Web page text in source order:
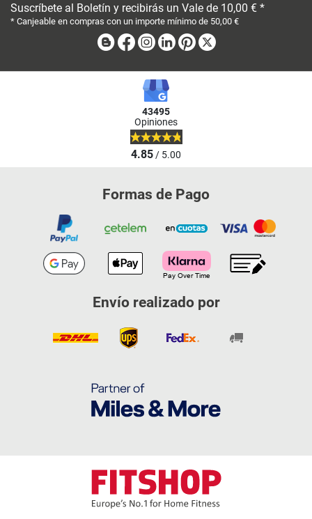
Suscríbete al Boletín y recibirás un Vale de 10,00 € *
* Canjeable en compras con un importe mínimo de 50,00 €
BlogFacebook
Instagram
LinkedinPinterest
43495
Opiniones
4.85/ 5.00
Formas de Pago
Envío realizado por